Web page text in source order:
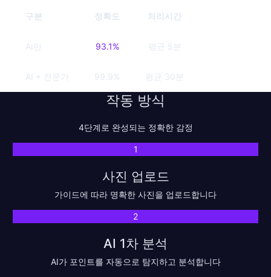
구분 정확도 처리시간
AI만 93.1% 평균 5분
AI + 전문가 99.9% 평균 30분
작동 방식
4단계로 완성되는 정확한 감정
1
사진 업로드
가이드에 따라 명확한 사진을 업로드합니다
2
AI 1차 분석
AI가 포인트를 자동으로 탐지하고 분석합니다